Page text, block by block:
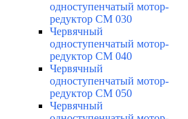
одноступенчатый мотор-
редуктор CM 030
Червячный
одноступенчатый мотор-
редуктор CM 040
Червячный
одноступенчатый мотор-
редуктор CM 050
Червячный